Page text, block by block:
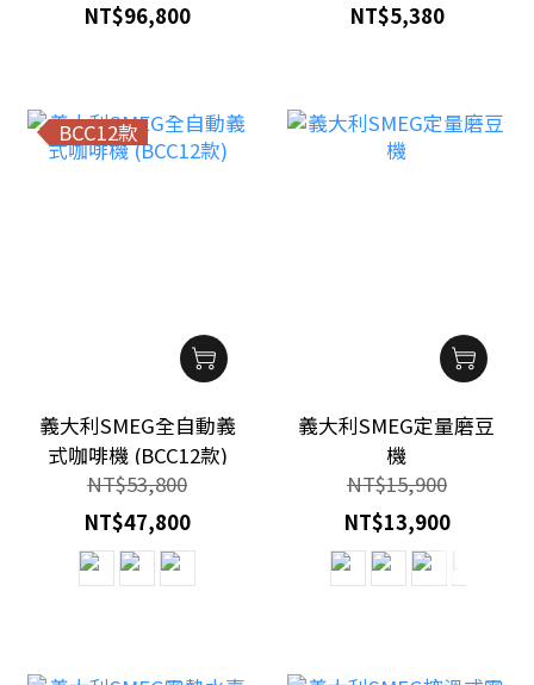
NT$96,800 NT$5,380
BCC12款
義大利SMEG全自動義
式咖啡機 (BCC12款)
NT$53,800
NT$47,800
義大利SMEG定量磨豆
機
NT$15,900
NT$13,900